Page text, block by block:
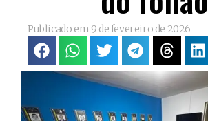
Publicado em 9 de fevereiro de 2026